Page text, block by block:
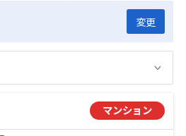
変更
マンション